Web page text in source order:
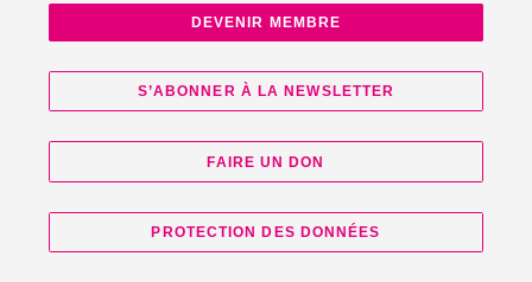
DEVENIR MEMBRE
S’ABONNER À LA NEWSLETTER
FAIRE UN DON
PROTECTION DES DONNÉES